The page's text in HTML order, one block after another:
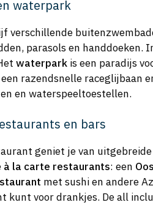
waterpark
verschillende
parasols en handdoeken.
waterpark is een paradijs
razendsnelle raceglijbaan
en waterspeeltoestellen.
en bars
geniet je van
à la carte restaurants: een
met sushi en andere
kunt voor drankjes. De all